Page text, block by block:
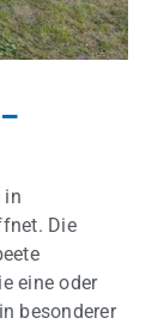
in
Die
eine oder
besonderer